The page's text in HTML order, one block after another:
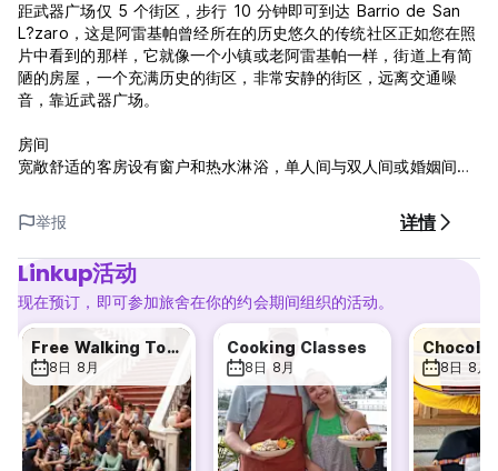
距武器广场仅 5 个街区，步行 10 分钟即可到达 Barrio de San
L?zaro，这是阿雷基帕曾经所在的历史悠久的传统社区正如您在照
片中看到的那样，它就像一个小镇或老阿雷基帕一样，街道上有简
陋的房屋，一个充满历史的街区，非常安静的街区，远离交通噪
音，靠近武器广场。
房间
宽敞舒适的客房设有窗户和热水淋浴，单人间与双人间或婚姻间相
公共区域和设施
Lonko Hostel 旅馆设有设备齐全的厨房（方便您准备餐点）、电
视室以及可欣赏城市和火山美景的大露台，供您放松身心并享用啤
酒欣赏日落。
包含早餐
每天在露台上享用早餐，欣赏城市和火山美景，我们有两种选择：
香蕉煎饼或炒鸡蛋配面包、茶和咖啡
旅游
我们组织出色的旅行，优质且安全的旅行，我们有不同的选择：徒
举报 详情
Linkup活动
现在预订，即可参加旅舍在你的约会期间组织的活动。
Free Walking Tour
8日 8月
Cooking Classes
8日 8月 8日 8月